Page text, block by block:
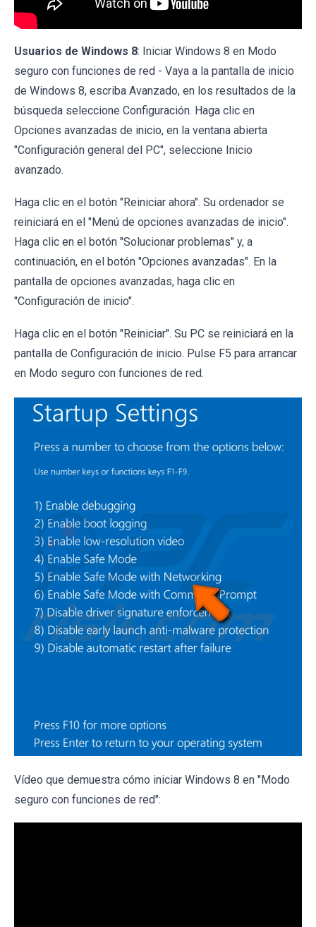
Usuarios de Windows 8: Iniciar Windows 8 en Modo
seguro con funciones de red - Vaya a la pantalla de inicio
de Windows 8, escriba Avanzado, en los resultados de la
búsqueda seleccione Configuración. Haga clic en
Opciones avanzadas de inicio, en la ventana abierta
"Configuración general del PC", seleccione Inicio
avanzado.
Haga clic en el botón "Reiniciar ahora". Su ordenador se
reiniciará en el "Menú de opciones avanzadas de inicio".
Haga clic en el botón "Solucionar problemas" y, a
continuación, en el botón "Opciones avanzadas". En la
pantalla de opciones avanzadas, haga clic en
"Configuración de inicio".
Haga clic en el botón "Reiniciar". Su PC se reiniciará en la
pantalla de Configuración de inicio. Pulse F5 para arrancar
en Modo seguro con funciones de red.
Vídeo que demuestra cómo iniciar Windows 8 en "Modo
seguro con funciones de red":